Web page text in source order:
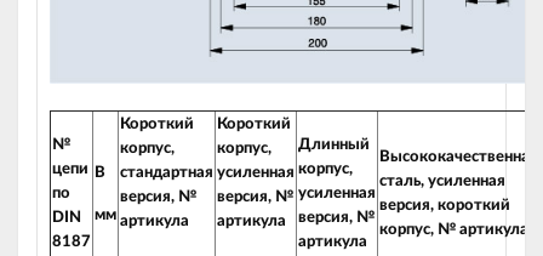
№
цепи
по
DIN
8187
B
мм
Короткий
корпус,
стандартная
версия, №
артикула
Короткий
корпус,
усиленная
версия, №
артикула
Длинный
корпус,
усиленная
версия, №
артикула
Высококачественная
сталь, усиленная
версия, короткий
корпус, № артикула